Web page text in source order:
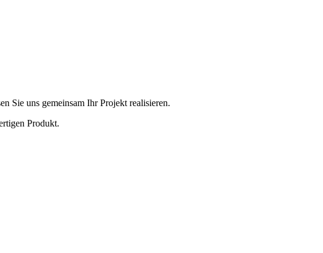
Sie uns gemeinsam Ihr Projekt realisieren.
Produkt.